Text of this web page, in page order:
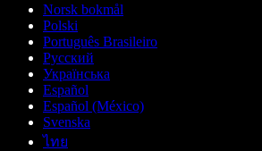
Norsk bokmål
Polski
Português Brasileiro
Русский
Українська
Español
Español (México)
Svenska
ไทย